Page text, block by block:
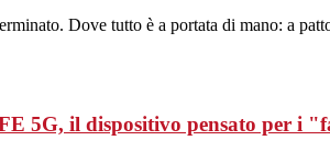
Dove tutto è a portata di mano: a
5G, il dispositivo pensato per i